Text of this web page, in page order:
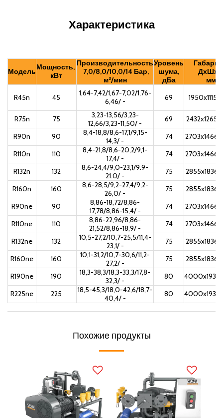
Характеристика
МодельМощность,
кВт
Производительность
7,0/8,0/10,0/14 Бар,
м³/мин
Уровень
шума,
дБа
мм
R45n
45
1,64-7,42/1,67-7,02/1,76-
6,46/ -
69
R75n 75
3,23-13,56/3,23-
12,66/3,23-11,50/ -
69
R90n
90
8,4-18,8/8,6-17,1/9,15-
14,3/ -
74
R110n
110
8,4-21,8/8,6-20,2/9,1-
17,4/ -
74
R132n
132
8,6-24,4/9,0-23,1/9.9-
21.0/ -
75
R160n
160
8,6-28,5/9,2-27,4/9,2-
26,0/ -
75
R90ne
90
8,86-18,72/8,86-
17,78/8,86-15,4/ -
74
R110ne
110
8,86-22,96/8,86-
21,52/8,86-18,9/ -
74
R132ne
132
10,5-27,2/10,7-25,5/11,4-
23,1/ -
75
R160ne
160
10,1-31,2/10,7-30,6/11,2-
27,2/ -
75
R190ne
190
18,3-38,3/18,3-33,3/17,8-
32,3/ -
80
R225ne
225
18,5-45,3/18,0-42,6/18,7-
40,4/ -
80
Похожие продукты